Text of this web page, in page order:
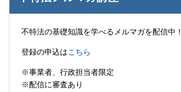
不特法の基礎知識を学べるメルマガを配信中！
登録の申込は こちら
※事業者、行政担当者限定
※配信に審査あり